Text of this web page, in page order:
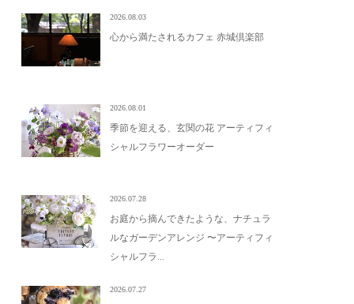
2026.08.03
心から満たされるカフェ 赤城倶楽部
2026.08.01
季節を迎える、玄関の花 アーティフィ
シャルフラワーオーダー
2026.07.28
お庭から摘んできたような、ナチュラ
ルなガーデンアレンジ 〜アーティフィ
シャルフラ...
2026.07.27